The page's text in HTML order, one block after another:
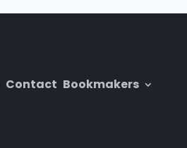
Contact Bookmakers